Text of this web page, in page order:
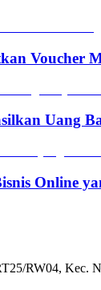
Voucher
Uang
Online
RW04, Kec.